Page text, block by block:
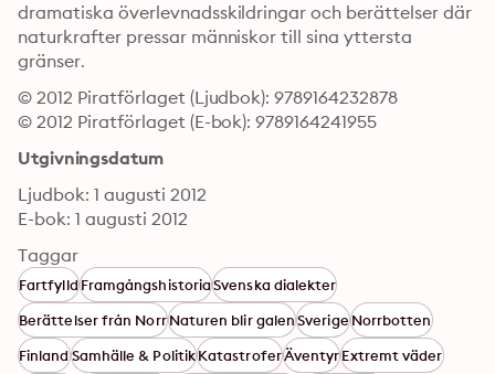
dramatiska överlevnadsskildringar och berättelser där
naturkrafter pressar människor till sina yttersta
gränser.
© 2012 Piratförlaget (Ljudbok): 9789164232878
© 2012 Piratförlaget (E-bok): 9789164241955
Utgivningsdatum
Ljudbok: 1 augusti 2012
E-bok: 1 augusti 2012
Taggar
FartfylldFramgångshistoriaSvenska dialekter
Berättelser från NorrNaturen blir galenSverigeNorrbotten
FinlandSamhälle & PolitikKatastroferÄventyrExtremt väder